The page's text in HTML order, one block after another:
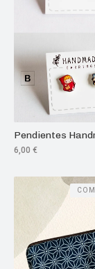
Pendientes
6,00 €